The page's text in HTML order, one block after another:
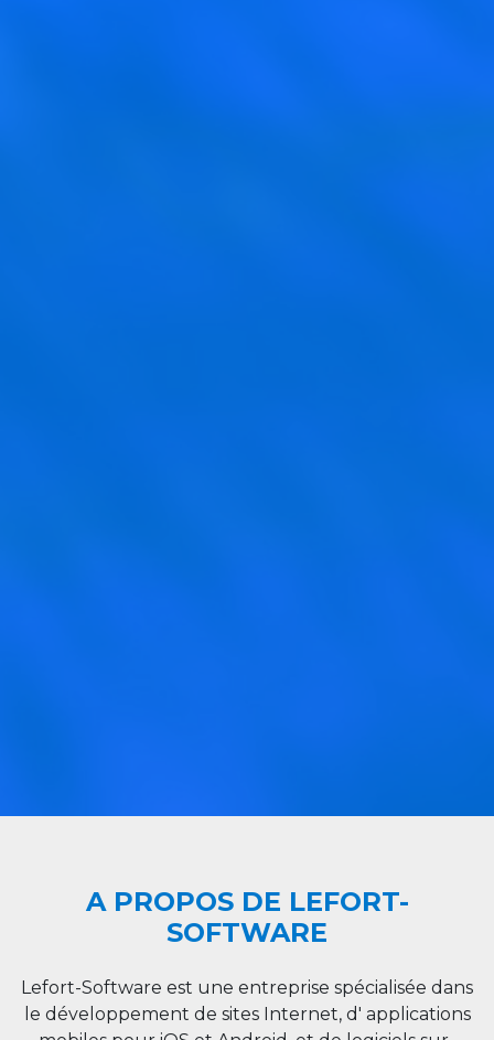
A PROPOS DE LEFORT-
SOFTWARE
Lefort-Software est une entreprise spécialisée dans
le développement de sites Internet, d' applications